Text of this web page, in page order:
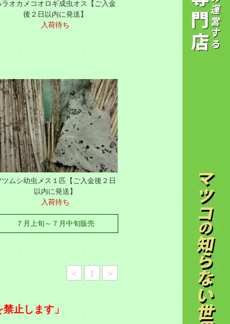
ラオカメコオロギ成虫オス【ご入金
後２日以内に発送】
入荷待ち
ツムシ幼虫メス１匹【ご入金後２日
以内に発送】
入荷待ち
７月上旬～７月中旬販売
< 1 >
止します」